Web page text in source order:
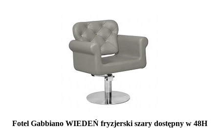
Fotel Gabbiano WIEDEŃ fryzjerski szary dostępny w 48H